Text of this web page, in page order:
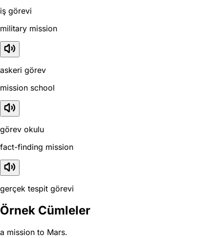
iş görevi
military mission
askeri görev
mission school
görev okulu
fact-finding mission
gerçek tespit görevi
Örnek Cümleler
a mission to Mars.